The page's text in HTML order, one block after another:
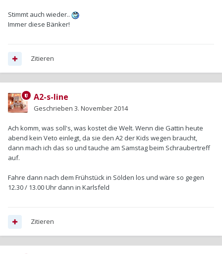
Stimmt auch wieder..
Immer diese Bänker!
Zitieren
A2-s-line
Geschrieben 3. November 2014
Ach komm, was soll's, was kostet die Welt. Wenn die Gattin heute
abend kein Veto einlegt, da sie den A2 der Kids wegen braucht,
dann mach ich das so und tauche am Samstag beim Schraubertreff
auf.
Fahre dann nach dem Frühstück in Sölden los und wäre so gegen
12.30 / 13.00 Uhr dann in Karlsfeld
Zitieren